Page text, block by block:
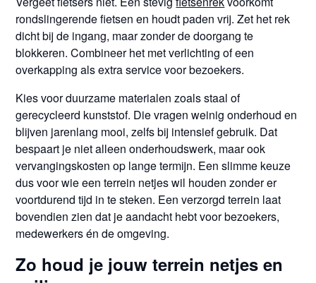
rondslingerende fietsen en houdt paden vrij. Zet het rek
dicht bij de ingang, maar zonder de doorgang te
blokkeren. Combineer het met verlichting of een
overkapping als extra service voor bezoekers.
Kies voor duurzame materialen zoals staal of
gerecycleerd kunststof. Die vragen weinig onderhoud en
blijven jarenlang mooi, zelfs bij intensief gebruik. Dat
bespaart je niet alleen onderhoudswerk, maar ook
vervangingskosten op lange termijn. Een slimme keuze
dus voor wie een terrein netjes wil houden zonder er
voortdurend tijd in te steken. Een verzorgd terrein laat
bovendien zien dat je aandacht hebt voor bezoekers,
medewerkers én de omgeving.
Zo houd je jouw terrein netjes en